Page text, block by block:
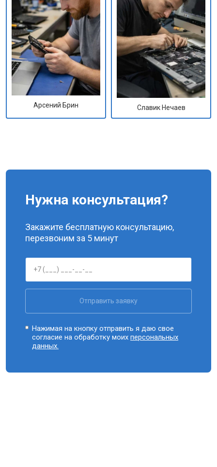
Арсений Брин Славик Нечаев
Нужна консультация?
Закажите бесплатную консультацию,
перезвоним за 5 минут
Отправить заявку
Нажимая на кнопку отправить я даю свое
согласие на обработку моихперсональных
данных.